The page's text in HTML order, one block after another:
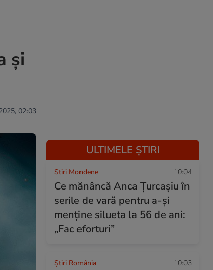
și
02:03
ULTIMELE ȘTIRI
Stiri Mondene 10:04
Ce mănâncă Anca Țurcașiu în
serile de vară pentru a-și
menține silueta la 56 de ani:
„Fac eforturi”
Știri România 10:03